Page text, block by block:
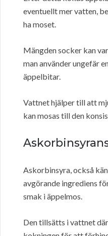
eventuellt mer vatten,
ha moset.
Mängden socker kan
man använder ungefär
äppelbitar.
Vattnet hjälper till att
kan mosas till den
Askorbinsyra, också
avgörande ingrediens
smak i äppelmos.
Den tillsätts i vattnet